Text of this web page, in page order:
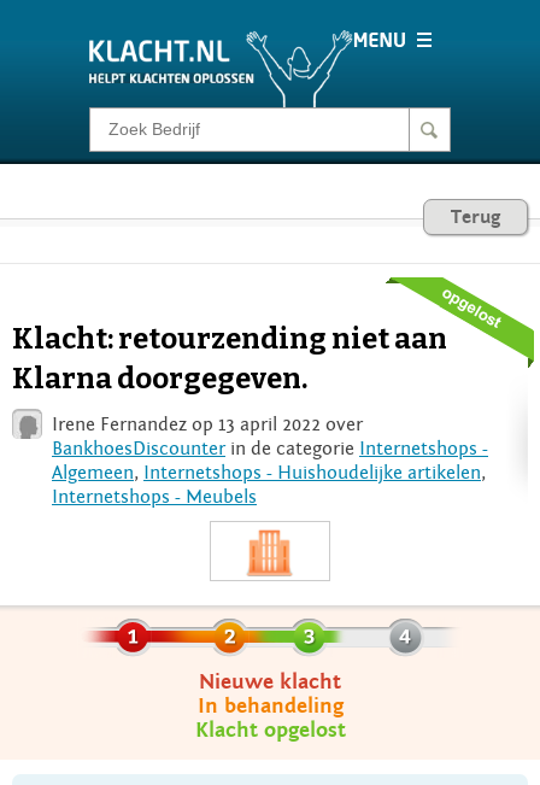
Klacht melden
Consumentenrecht
Voor Bedrijven
Login
Terug
Klacht: retourzending niet aan
Klarna doorgegeven.
Irene Fernandez op 13 april 2022 over
BankhoesDiscounterin de categorie Internetshops -
Algemeen, Internetshops - Huishoudelijke artikelen,
Internetshops - Meubels
Nieuwe klacht
In behandeling
Klacht opgelost